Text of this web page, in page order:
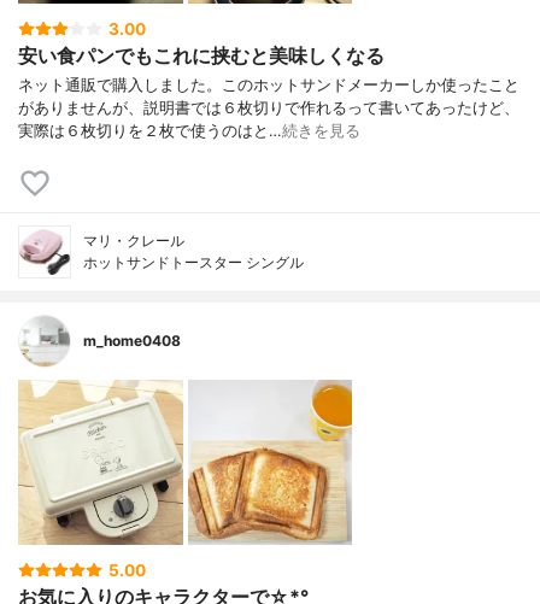
3.00
安い食パンでもこれに挟むと美味しくなる
ネット通販で購入しました。このホットサンドメーカーしか使ったこと
がありませんが、説明書では６枚切りで作れるって書いてあったけど、
実際は６枚切りを２枚で使うのはと…続きを見る
マリ・クレール
ホットサンドトースター シングル
m_home0408
5.00
お気に入りのキャラクターで☆*°